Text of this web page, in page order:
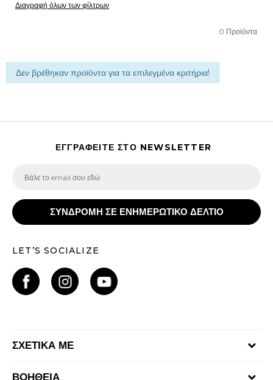
Διαγραφή όλων των φίλτρων
0 Προϊόντα
Δεν βρέθηκαν προϊόντα για τα επιλεγμένα κριτήρια!
ΕΓΓΡΑΦΕΙΤΕ ΣΤΟ NEWSLETTER
ΣΥΝΔΡΟΜΗ ΣΕ ΕΝΗΜΕΡΩΤΙΚΟ ΔΕΛΤΙΟ
LET’S SOCIALIZE
ΣΧΕΤΙΚΑ ΜΕ
ΒΟΗΘΕΙΑ